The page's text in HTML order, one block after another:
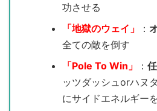
功させる
「地獄のウェイ」
：
全ての敵を倒す
「Pole To Win」
：
ッツダッシュorハヌ
にサイドエネルギー